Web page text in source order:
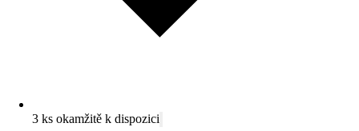
3 ks okamžitě k dispozici